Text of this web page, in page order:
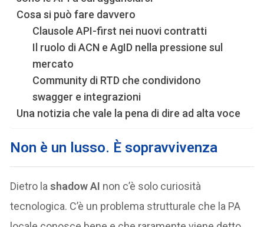
Cosa si può fare davvero
Clausole API-first nei nuovi contratti
Il ruolo di ACN e AgID nella pressione sul
mercato
Community di RTD che condividono
swagger e integrazioni
Una notizia che vale la pena di dire ad alta voce
Non è un lusso. È sopravvivenza
Dietro lashadow AI non c’è solo curiosità
tecnologica. C’è un problema strutturale che la PA